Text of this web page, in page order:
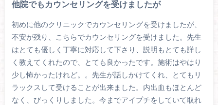
他院でもカウンセリングを受けましたが
初めに他のクリニックでカウンセリングを受けましたが、
不安が残り、こちらでカウンセリングを受けました。先生
はとても優しく丁寧に対応して下さり、説明もとても詳し
く教えてくれたので、とても良かったです。施術はやはり
少し怖かったけれど。。先生が話しかけてくれ、とてもリ
ラックスして受けることが出来ました。内出血もほとんど
なく、びっくりしました。今までアイプチをしていて取れ